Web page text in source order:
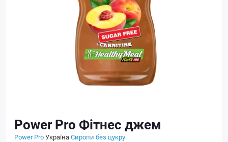
Power Pro Фітнес джем
Power ProУкраїнаСиропи без цукру